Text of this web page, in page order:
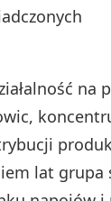
na
lat grupa